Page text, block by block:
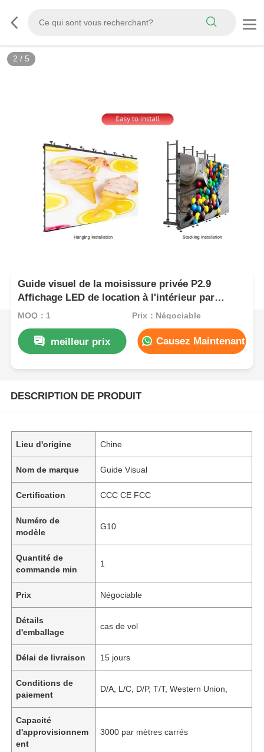
2 / 5
Guide visuel de la moisissure privée P2.9
Affichage LED de location à l'intérieur par
rapport à la moisissure publique, anti-collision
MOQ：1 Prix：Négociable
meilleur prix Causez Maintenant
DESCRIPTION DE PRODUIT
Lieu d'origine Chine
Nom de marque Guide Visual
Certification CCC CE FCC
Numéro de
modèle
G10
Quantité de
commande min
1
Prix Négociable
Détails
d'emballage
cas de vol
Délai de livraison 15 jours
Conditions de
paiement
D/A, L/C, D/P, T/T, Western Union,
Capacité
d'approvisionnem
ent
3000 par mètres carrés